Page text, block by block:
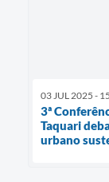
03 JUL 2025 -
3ª
Taquari
urbano